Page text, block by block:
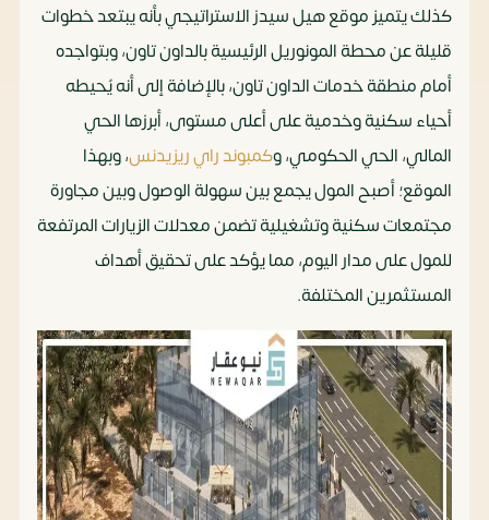
كذلك يتميز موقع هيل سيدز الاستراتيجي بأنه يبتعد خطوات
قليلة عن محطة المونوريل الرئيسية بالداون تاون، وبتواجده
أمام منطقة خدمات الداون تاون، بالإضافة إلى أنه يُحيطه
أحياء سكنية وخدمية على أعلى مستوى، أبرزها الحي
المالي، الحي الحكومي، وكمبوند راي ريزيدنس، وبهذا
الموقع؛ أصبح المول يجمع بين سهولة الوصول وبين مجاورة
مجتمعات سكنية وتشغيلية تضمن معدلات الزيارات المرتفعة
للمول على مدار اليوم، مما يؤكد على تحقيق أهداف
المستثمرين المختلفة.